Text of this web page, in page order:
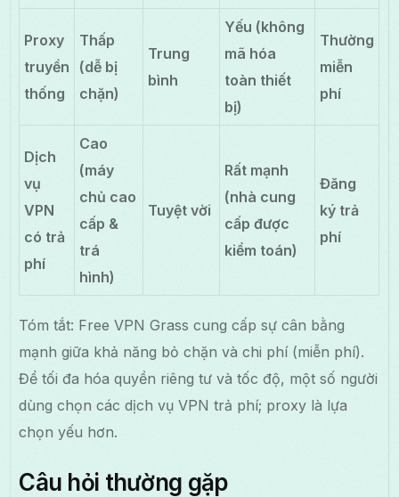
Proxy
truyền
thống
Thấp
(dễ bị
chặn)
Trung
bình
Yếu (không
mã hóa
toàn thiết
bị)
Thường
miễn
phí
Dịch
vụ
VPN
có trả
phí
Cao
(máy
chủ cao
cấp &
trá
hình)
Tuyệt vời
Rất mạnh
(nhà cung
cấp được
kiểm toán)
Đăng
ký trả
phí
Tóm tắt: Free VPN Grass cung cấp sự cân bằng
mạnh giữa khả năng bỏ chặn và chi phí (miễn phí).
Để tối đa hóa quyền riêng tư và tốc độ, một số người
dùng chọn các dịch vụ VPN trả phí; proxy là lựa
chọn yếu hơn.
Câu hỏi thường gặp